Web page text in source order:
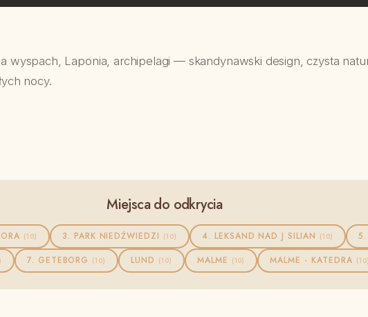
wyspach, Laponia, archipelagi — skandynawski design, czysta
nocy.
Miejsca do odkrycia
(10) 3. PARK NIEDŹWIEDZI (10) 4. LEKSAND NAD J SILIAN (10) 5.
7. GETEBORG (10) LUND (10) MALME (10) MALME - KATEDRA (10)